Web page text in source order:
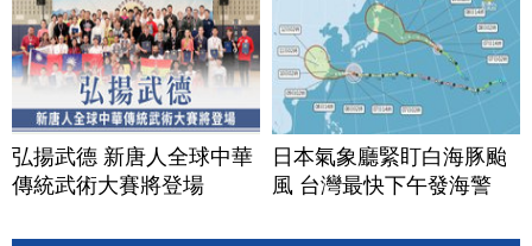
弘揚武德 新唐人全球中華
傳統武術大賽將登場
日本氣象廳緊盯白海豚颱
風 台灣最快下午發海警